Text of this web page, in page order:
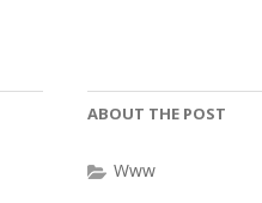
ABOUT THE POST
Www